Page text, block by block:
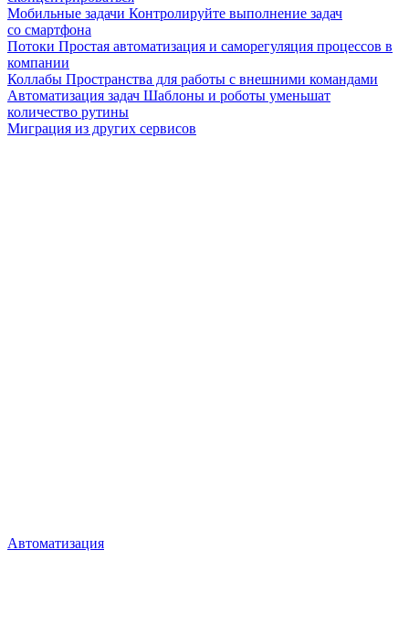
Мобильные задачи Контролируйте выполнение задач
со смартфона
Потоки Простая автоматизация и саморегуляция процессов в
компании
Коллабы Пространства для работы с внешними командами
Автоматизация задач Шаблоны и роботы уменьшат
количество рутины
Миграция из других сервисов
Автоматизация